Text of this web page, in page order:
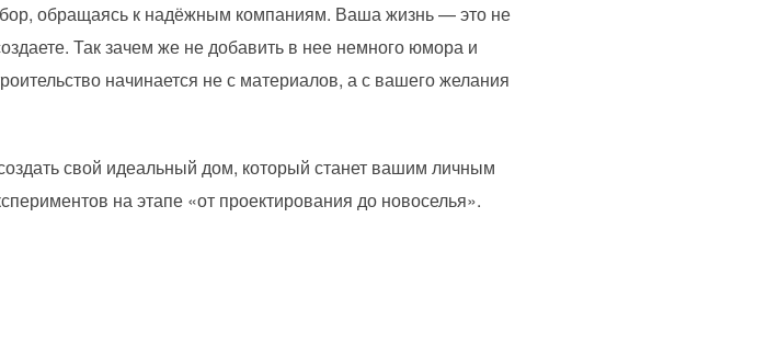
обращаясь к надёжным компаниям. Ваша жизнь — это не
Так зачем же не добавить в нее немного юмора и
начинается не с материалов, а с вашего желания
свой идеальный дом, который станет вашим личным
на этапе «от проектирования до новоселья».